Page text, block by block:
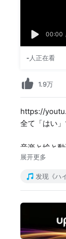
00:00
-人正在看
1.9万
https://
全て「はい
音楽と絵と
offvocal⇒(ま
展开更多
发现《ハ